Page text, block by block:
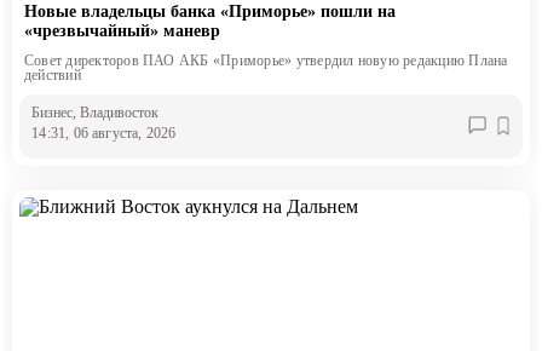
Новые владельцы банка «Приморье» пошли на
«чрезвычайный» маневр
Совет директоров ПАО АКБ «Приморье» утвердил новую редакцию Плана
действий
Бизнес, Владивосток
14:31, 06 августа, 2026